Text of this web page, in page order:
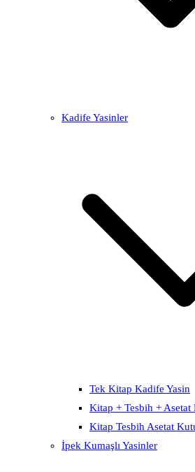
Kadife Yasinler
Tek Kitap Kadife Yasin
Kitap + Tesbih + Asetat
Kitap Tesbih Asetat
İpek Kumaşlı Yasinler